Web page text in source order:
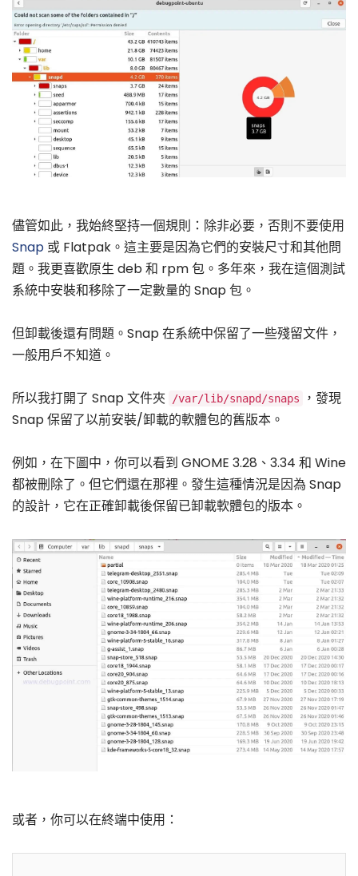
儘管如此，我始終堅持一個規則：除非必要，否則不要使用
Snap 或 Flatpak。這主要是因為它們的安裝尺寸和其他問
題。我更喜歡原生 deb 和 rpm 包。多年來，我在這個測試
系統中安裝和移除了一定數量的 Snap 包。
但卸載後還有問題。Snap 在系統中保留了一些殘留文件，
一般用戶不知道。
所以我打開了 Snap 文件夾 /var/lib/snapd/snaps
，發現
Snap 保留了以前安裝/卸載的軟體包的舊版本。
例如，在下圖中，你可以看到 GNOME 3.28、3.34 和 Wine
都被刪除了。但它們還在那裡。發生這種情況是因為 Snap
的設計，它在正確卸載後保留已卸載軟體包的版本。
或者，你可以在終端中使用：